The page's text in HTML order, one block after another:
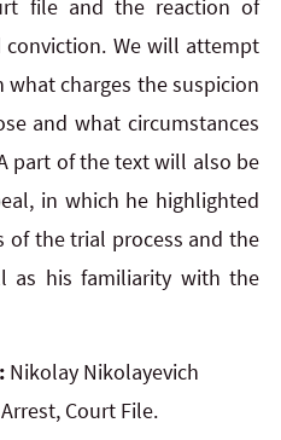
file and the reaction of
We will attempt
charges the suspicion
and what circumstances
part of the text will also be
in which he highlighted
of the trial process and the
as his familiarity with the
Nikolay Nikolayevich
Court File.